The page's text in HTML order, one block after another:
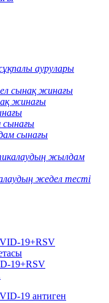
аурулары
сынақ жинағы
жинағы
сынағы
сынағы
жылдам
жедел тесті
19+RSV